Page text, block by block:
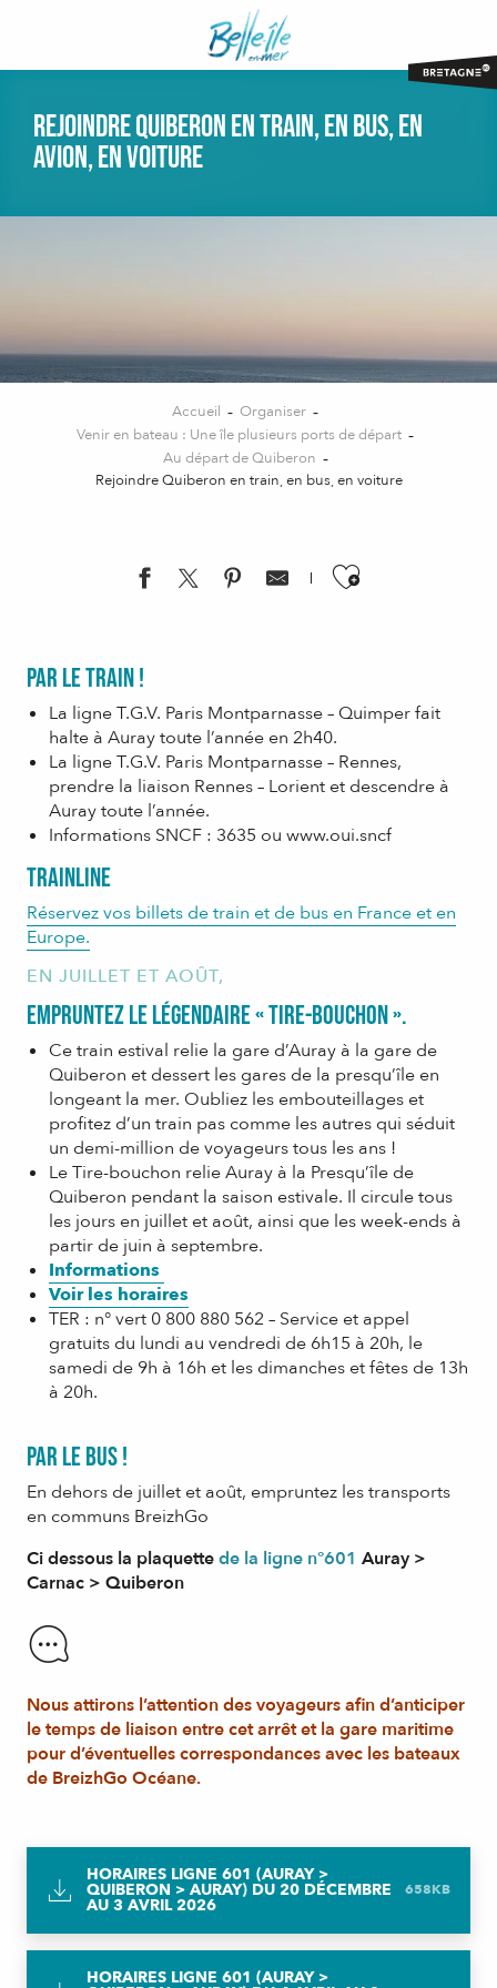
contenu
Rejoindre Quiberon en train, en bus, en
avion, en voiture
Accueil
Organiser
Venir en bateau : Une île plusieurs ports de départ
Au départ de Quiberon
Rejoindre Quiberon en train, en bus, en voiture
Ajouter aux
Par le train !
La ligne T.G.V. Paris Montparnasse – Quimper fait
halte à Auray toute l’année en 2h40.
La ligne T.G.V. Paris Montparnasse – Rennes,
prendre la liaison Rennes – Lorient et descendre à
Auray toute l’année.
Informations SNCF : 3635 ou www.oui.sncf
Trainline
Réservez vos billets de train et de bus en France et en
Europe.
EN JUILLET ET AOÛT,
empruntez le légendaire « Tire-Bouchon ».
Ce train estival relie la gare d’Auray à la gare de
Quiberon et dessert les gares de la presqu’île en
longeant la mer. Oubliez les embouteillages et
profitez d’un train pas comme les autres qui séduit
un demi-million de voyageurs tous les ans !
Le Tire-bouchon relie Auray à la Presqu’île de
Quiberon pendant la saison estivale. Il circule tous
les jours en juillet et août, ainsi que les week-ends à
partir de juin à septembre.
Informations
Voir les horaires
TER : n° vert 0 800 880 562 – Service et appel
gratuits du lundi au vendredi de 6h15 à 20h, le
samedi de 9h à 16h et les dimanches et fêtes de 13h
à 20h.
Par le bus !
En dehors de juillet et août, empruntez les transports
en communs BreizhGo
Ci dessous la plaquettede la ligne n°601 Auray >
Carnac > Quiberon
Nous attirons l’attention des voyageurs afin d’anticiper
le temps de liaison entre cet arrêt et la gare maritime
pour d’éventuelles correspondances avec les bateaux
de BreizhGo Océane.
HORAIRES LIGNE 601 (AURAY >
QUIBERON > AURAY) DU 20 DÉCEMBRE
AU 3 AVRIL 2026
658KB
HORAIRES LIGNE 601 (AURAY >